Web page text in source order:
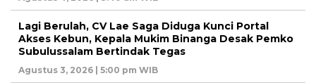
Lagi Berulah, CV Lae Saga Diduga Kunci Portal
Akses Kebun, Kepala Mukim Binanga Desak Pemko
Subulussalam Bertindak Tegas
Agustus 3, 2026 | 5:00 pm WIB